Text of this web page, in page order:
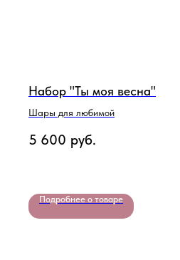
Набор "Ты моя весна"
Шары для любимой
5 600 руб.
Подробнее о товаре